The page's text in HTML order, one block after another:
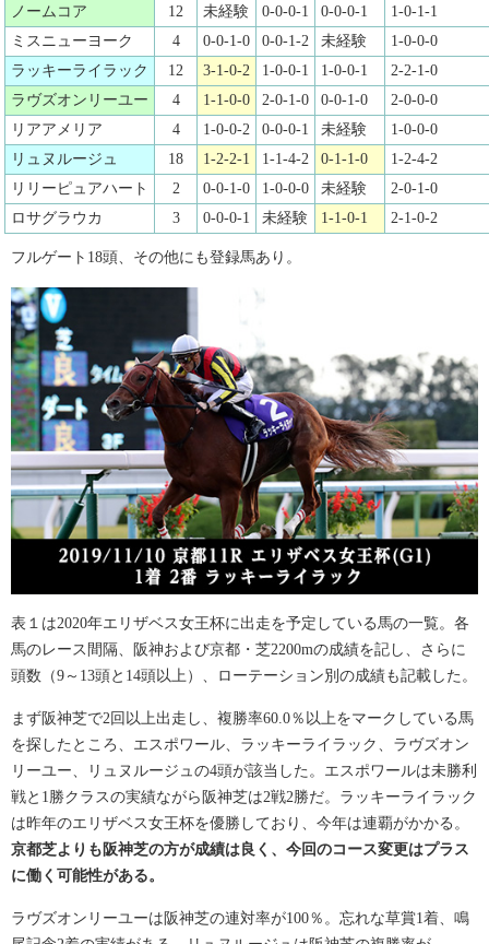
ノームコア
12 未経験 0-0-0-1 0-0-0-1
1-0-1-1
ミスニューヨーク
4 0-0-1-0 0-0-1-2 未経験
1-0-0-0
ラッキーライラック
12 3-1-0-2 1-0-0-1 1-0-0-1
2-2-1-0
ラヴズオンリーユー
4 1-1-0-0 2-0-1-0 0-0-1-0
2-0-0-0
リアアメリア
4 1-0-0-2 0-0-0-1 未経験
1-0-0-0
リュヌルージュ
18 1-2-2-1 1-1-4-2 0-1-1-0
1-2-4-2
リリーピュアハート
2 0-0-1-0 1-0-0-0 未経験
2-0-1-0
ロサグラウカ
3 0-0-0-1 未経験 1-1-0-1 2-1-0-2
フルゲート18頭、その他にも登録馬あり。
表１は2020年エリザベス女王杯に出走を予定している馬の一覧。各
馬のレース間隔、阪神および京都・芝2200mの成績を記し、さらに
頭数（9～13頭と14頭以上）、ローテーション別の成績も記載した。
まず阪神芝で2回以上出走し、複勝率60.0％以上をマークしている馬
を探したところ、エスポワール、ラッキーライラック、ラヴズオン
リーユー、リュヌルージュの4頭が該当した。エスポワールは未勝利
戦と1勝クラスの実績ながら阪神芝は2戦2勝だ。ラッキーライラック
は昨年のエリザベス女王杯を優勝しており、今年は連覇がかかる。
京都芝よりも阪神芝の方が成績は良く、今回のコース変更はプラス
に働く可能性がある。
ラヴズオンリーユーは阪神芝の連対率が100％。忘れな草賞1着、鳴